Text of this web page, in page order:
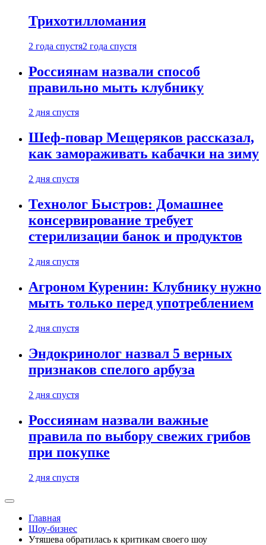
Трихотилломания
2 года спустя2 года спустя
Россиянам назвали способ
правильно мыть клубнику
2 дня спустя
Шеф-повар Мещеряков рассказал,
как замораживать кабачки на зиму
2 дня спустя
Технолог Быстров: Домашнее
консервирование требует
стерилизации банок и продуктов
2 дня спустя
Агроном Куренин: Клубнику нужно
мыть только перед употреблением
2 дня спустя
Эндокринолог назвал 5 верных
признаков спелого арбуза
2 дня спустя
Россиянам назвали важные
правила по выбору свежих грибов
при покупке
2 дня спустя
Главная
Шоу-бизнес
Утяшева обратилась к критикам своего шоу